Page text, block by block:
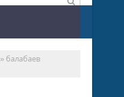
» балабаев